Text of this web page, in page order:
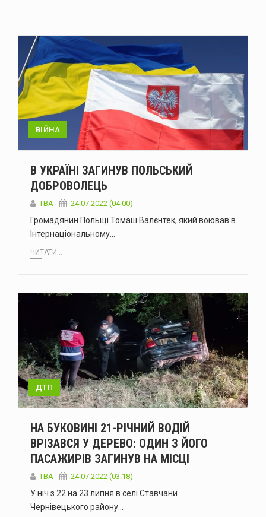
ВІЙНА
В УКРАЇНІ ЗАГИНУВ ПОЛЬСЬКИЙ
ДОБРОВОЛЕЦЬ
ТВА 24.07.2022 (04:00)
Громадянин Польщі Томаш Валєнтек, який воював в
Інтернаціональному…
ЧИТАТИ...
ДТП
НА БУКОВИНІ 21-РІЧНИЙ ВОДІЙ
ВРІЗАВСЯ У ДЕРЕВО: ОДИН З ЙОГО
ПАСАЖИРІВ ЗАГИНУВ НА МІСЦІ
TBA 24.07.2022 (03:18)
У ніч з 22 на 23 липня в селі Ставчани
Чернівецького району…